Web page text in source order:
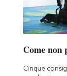
Come non
Cinque